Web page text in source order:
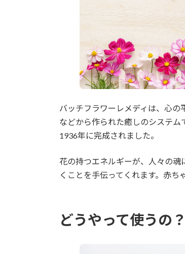
バッチフラワーレメディは、心
などから作られた癒しのシステ
1936年に完成されました。
花の持つエネルギーが、人々の魂
くことを手伝ってくれます。赤ち
どうやって使うの？